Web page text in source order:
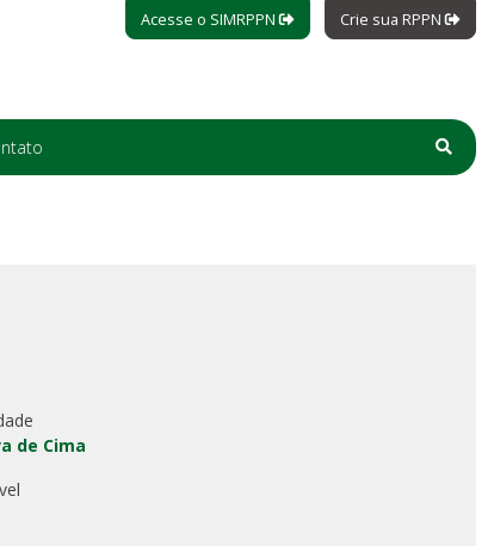
Acesse o SIMRPPN Crie sua RPPN
de Cima